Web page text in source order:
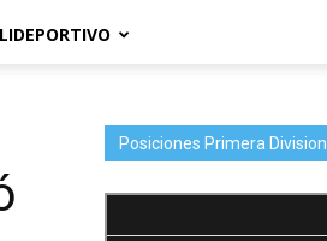
Posiciones Primera Division